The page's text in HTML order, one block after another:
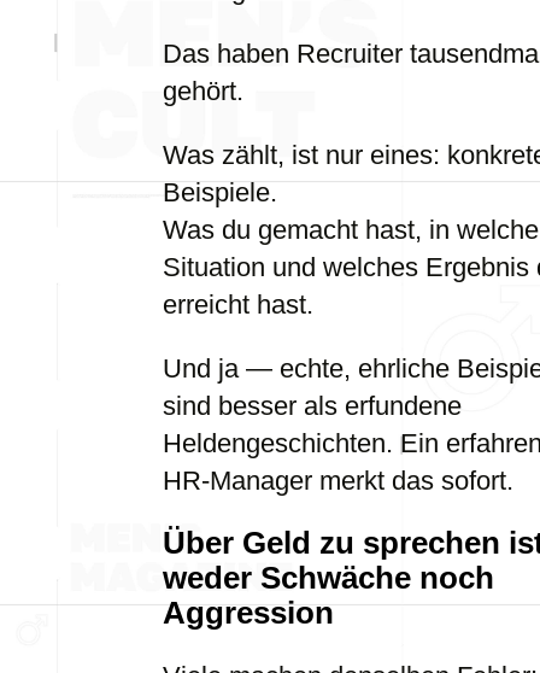
Das haben Recruiter
gehört.
Was zählt, ist nur eines:
Beispiele.
Was du gemacht hast, in
Situation und welches Ergebnis
erreicht hast.
Und ja — echte, ehrliche
sind besser als erfundene
Heldengeschichten. Ein
HR-Manager merkt das sofort.
Über Geld zu sprechen
weder Schwäche noch
Aggression